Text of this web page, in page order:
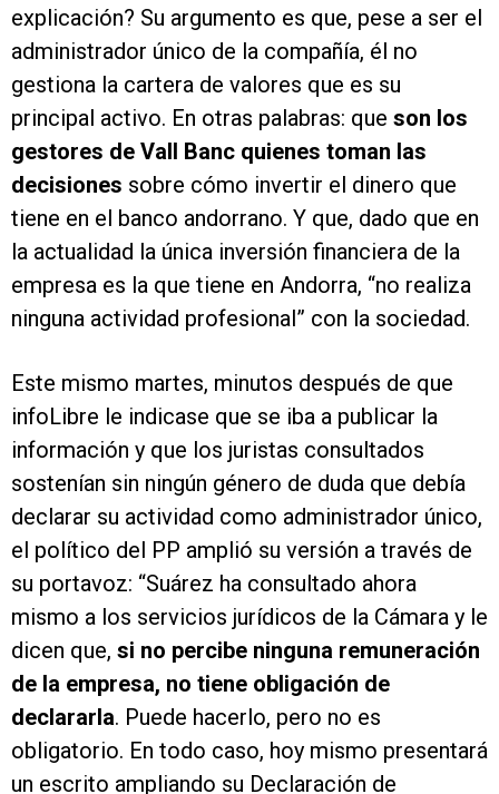
explicación? Su argumento es que, pese a ser el
administrador único de la compañía, él no
gestiona la cartera de valores que es su
principal activo. En otras palabras: que son los
gestores de Vall Banc quienes toman las
decisiones sobre cómo invertir el dinero que
tiene en el banco andorrano. Y que, dado que en
la actualidad la única inversión financiera de la
empresa es la que tiene en Andorra, “no realiza
ninguna actividad profesional” con la sociedad.
Este mismo martes, minutos después de que
infoLibre le indicase que se iba a publicar la
información y que los juristas consultados
sostenían sin ningún género de duda que debía
declarar su actividad como administrador único,
el político del PP amplió su versión a través de
su portavoz: “Suárez ha consultado ahora
mismo a los servicios jurídicos de la Cámara y le
dicen que, si no percibe ninguna remuneración
de la empresa, no tiene obligación de
declararla. Puede hacerlo, pero no es
obligatorio. En todo caso, hoy mismo presentará
un escrito ampliando su Declaración de